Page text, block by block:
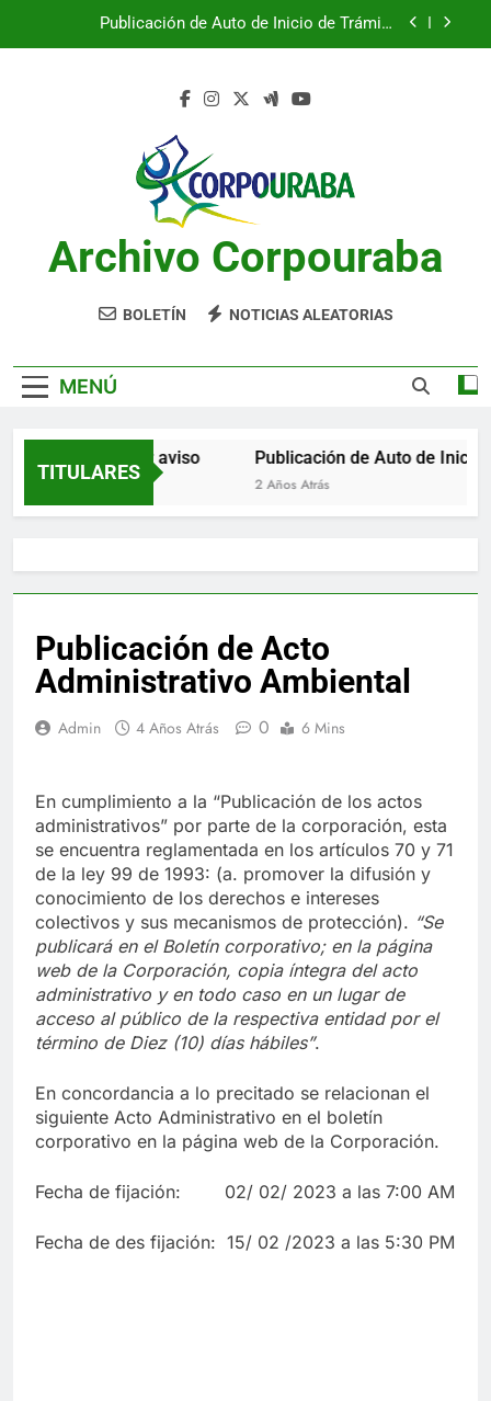
Publicación de Auto de Inicio de Trámite
Notificación por aviso
Publicación de Auto de Inicio de Trámite
Publicación de Auto de Inicio de Trámite
CITACIONES
Archivo Corpouraba
BOLETÍN NOTICIAS ALEATORIAS
MENÚ
TITULARES
Notificación por aviso
2 Años Atrás
Publicación de Auto de Inicio
2 Años Atrás
Publicación de Acto
Administrativo Ambiental
Admin 4 Años Atrás 0 6 Mins
En cumplimiento a la “Publicación de los actos
administrativos” por parte de la corporación, esta
se encuentra reglamentada en los artículos 70 y 71
de la ley 99 de 1993: (a. promover la difusión y
conocimiento de los derechos e intereses
colectivos y sus mecanismos de protección). “Se
publicará en el Boletín corporativo; en la página
web de la Corporación, copia íntegra del acto
administrativo y en todo caso en un lugar de
acceso al público de la respectiva entidad por el
término de Diez (10) días hábiles”.
En concordancia a lo precitado se relacionan el
siguiente Acto Administrativo en el boletín
corporativo en la página web de la Corporación.
Fecha de fijación: 02/ 02/ 2023 a las 7:00 AM
Fecha de des fijación: 15/ 02 /2023 a las 5:30 PM